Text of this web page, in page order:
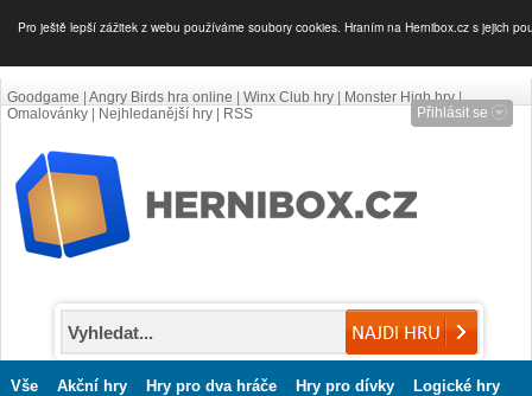
Pro ještě lepší zážitek z webu používáme soubory cookies. Hraním na Hernibox.cz s jejich
Goodgame Angry Birds hra online Winx Club hry Monster High hry|
Omalovánky
Nejhledanější hry RSS Přihlásit se
Vše Akční hry Hry pro dva hráče Hry pro dívky
Logické hry